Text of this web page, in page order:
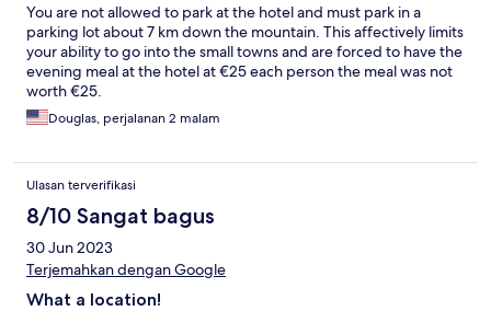
You are not allowed to park at the hotel and must park in a
parking lot about 7 km down the mountain. This affectively limits
your ability to go into the small towns and are forced to have the
evening meal at the hotel at €25 each person the meal was not
worth €25.
Douglas, perjalanan 2 malam
Ulasan terverifikasi
8/10 Sangat bagus
30 Jun 2023
Terjemahkan dengan Google
What a location!